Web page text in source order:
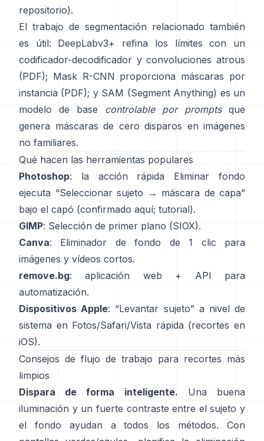
repositorio).
El trabajo de segmentación relacionado también
es útil:
DeepLabv3+ refina los límites con un
codificador-decodificador y convoluciones atrous
(PDF); Mask R-CNN proporciona máscaras por
instancia (PDF); y SAM (Segment Anything) es un
modelo de base controlable por promptsque
genera máscaras de cero disparos en imágenes
no familiares.
Qué hacen las herramientas populares
Photoshop: la acción rápida Eliminar fondo
ejecuta “Seleccionar sujeto → máscara de capa”
bajo el capó (confirmado aquí; tutorial).
GIMP: Selección de primer plano (SIOX).
Canva: Eliminador de fondo de 1 clic para
imágenes y vídeos cortos.
remove.bg: aplicación web + API para
automatización.
Dispositivos Apple: “Levantar sujeto” a nivel de
sistema en Fotos/Safari/Vista rápida (recortes en
iOS).
Consejos de flujo de trabajo para recortes más
limpios
Dispara de forma inteligente. Una buena
iluminación y un fuerte contraste entre el sujeto y
el fondo ayudan a todos los métodos. Con